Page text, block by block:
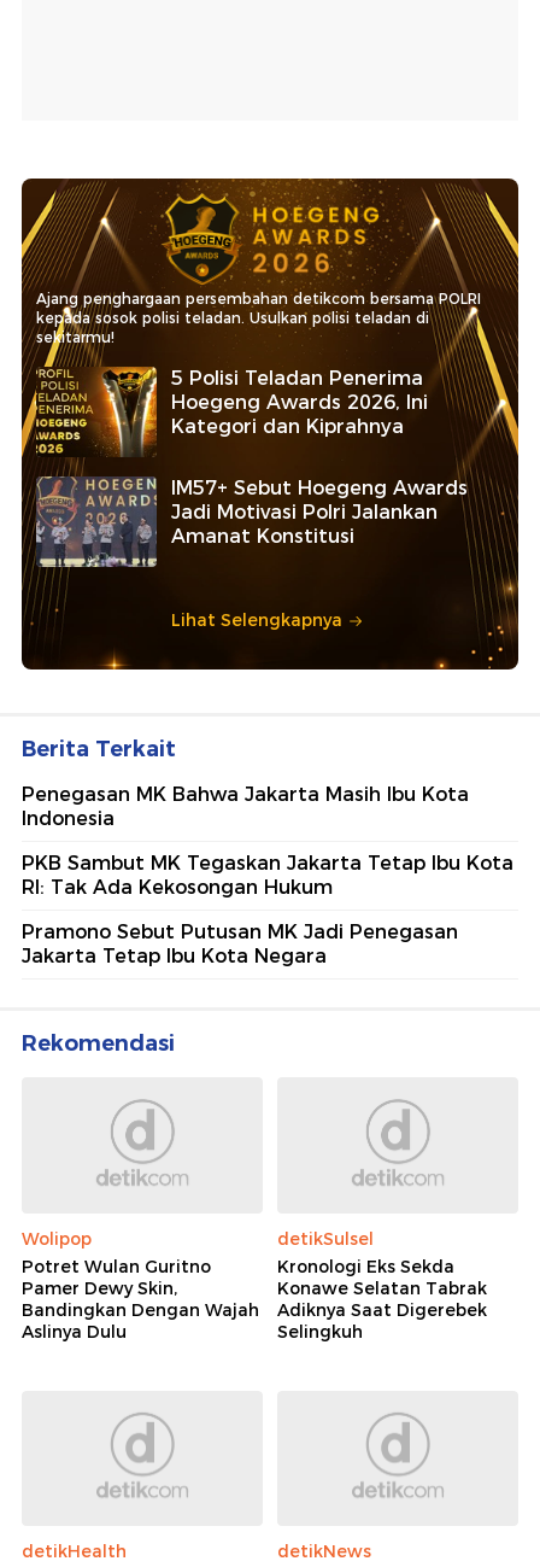
Ajang penghargaan persembahan detikcom bersama POLRI
kepada sosok polisi teladan. Usulkan polisi teladan di
sekitarmu!
5 Polisi Teladan Penerima
Hoegeng Awards 2026, Ini
Kategori dan Kiprahnya
IM57+ Sebut Hoegeng Awards
Jadi Motivasi Polri Jalankan
Amanat Konstitusi
Lihat Selengkapnya
Berita Terkait
Penegasan MK Bahwa Jakarta Masih Ibu Kota
Indonesia
PKB Sambut MK Tegaskan Jakarta Tetap Ibu Kota
RI: Tak Ada Kekosongan Hukum
Pramono Sebut Putusan MK Jadi Penegasan
Jakarta Tetap Ibu Kota Negara
Rekomendasi
Wolipop
Potret Wulan Guritno
Pamer Dewy Skin,
Bandingkan Dengan Wajah
Aslinya Dulu
detikSulsel
Kronologi Eks Sekda
Konawe Selatan Tabrak
Adiknya Saat Digerebek
Selingkuh
detikHealth
detikNews